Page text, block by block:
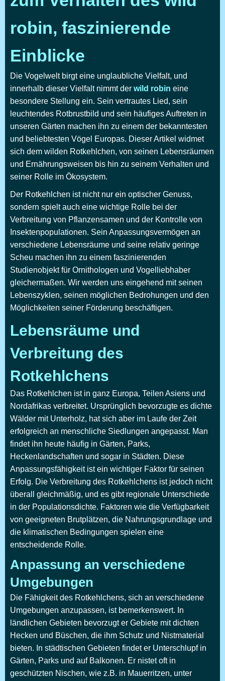
robin, faszinierende
Einblicke
Die Vogelwelt birgt eine unglaubliche Vielfalt, und
innerhalb dieser Vielfalt nimmt der wild robin eine
besondere Stellung ein. Sein vertrautes Lied, sein
leuchtendes Rotbrustbild und sein häufiges Auftreten in
unseren Gärten machen ihn zu einem der bekanntesten
und beliebtesten Vögel Europas. Dieser Artikel widmet
sich dem wilden Rotkehlchen, von seinen Lebensräumen
und Ernährungsweisen bis hin zu seinem Verhalten und
seiner Rolle im Ökosystem.
Der Rotkehlchen ist nicht nur ein optischer Genuss,
sondern spielt auch eine wichtige Rolle bei der
Verbreitung von Pflanzensamen und der Kontrolle von
Insektenpopulationen. Sein Anpassungsvermögen an
verschiedene Lebensräume und seine relativ geringe
Scheu machen ihn zu einem faszinierenden
Studienobjekt für Ornithologen und Vogelliebhaber
gleichermaßen. Wir werden uns eingehend mit seinen
Lebenszyklen, seinen möglichen Bedrohungen und den
Möglichkeiten seiner Förderung beschäftigen.
Lebensräume und
Verbreitung des
Rotkehlchens
Das Rotkehlchen ist in ganz Europa, Teilen Asiens und
Nordafrikas verbreitet. Ursprünglich bevorzugte es dichte
Wälder mit Unterholz, hat sich aber im Laufe der Zeit
erfolgreich an menschliche Siedlungen angepasst. Man
findet ihn heute häufig in Gärten, Parks,
Heckenlandschaften und sogar in Städten. Diese
Anpassungsfähigkeit ist ein wichtiger Faktor für seinen
Erfolg. Die Verbreitung des Rotkehlchens ist jedoch nicht
überall gleichmäßig, und es gibt regionale Unterschiede
in der Populationsdichte. Faktoren wie die Verfügbarkeit
von geeigneten Brutplätzen, die Nahrungsgrundlage und
die klimatischen Bedingungen spielen eine
entscheidende Rolle.
Anpassung an verschiedene
Umgebungen
Die Fähigkeit des Rotkehlchens, sich an verschiedene
Umgebungen anzupassen, ist bemerkenswert. In
ländlichen Gebieten bevorzugt er Gebiete mit dichten
Hecken und Büschen, die ihm Schutz und Nistmaterial
bieten. In städtischen Gebieten findet er Unterschlupf in
Gärten, Parks und auf Balkonen. Er nistet oft in
geschützten Nischen, wie z.B. in Mauerritzen, unter